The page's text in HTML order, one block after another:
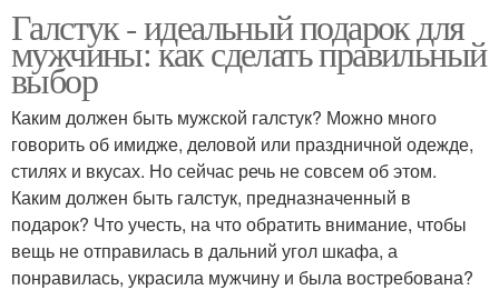
Галстук - идеальный подарок для
мужчины: как сделать правильный
выбор
Каким должен быть мужской галстук? Можно много
говорить об имидже, деловой или праздничной одежде,
стилях и вкусах. Но сейчас речь не совсем об этом.
Каким должен быть галстук, предназначенный в
подарок? Что учесть, на что обратить внимание, чтобы
вещь не отправилась в дальний угол шкафа, а
понравилась, украсила мужчину и была востребована?